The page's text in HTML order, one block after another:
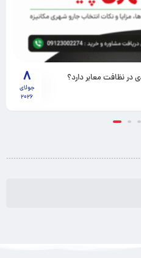
8
جولای
2026
در نظافت معابر دارد؟